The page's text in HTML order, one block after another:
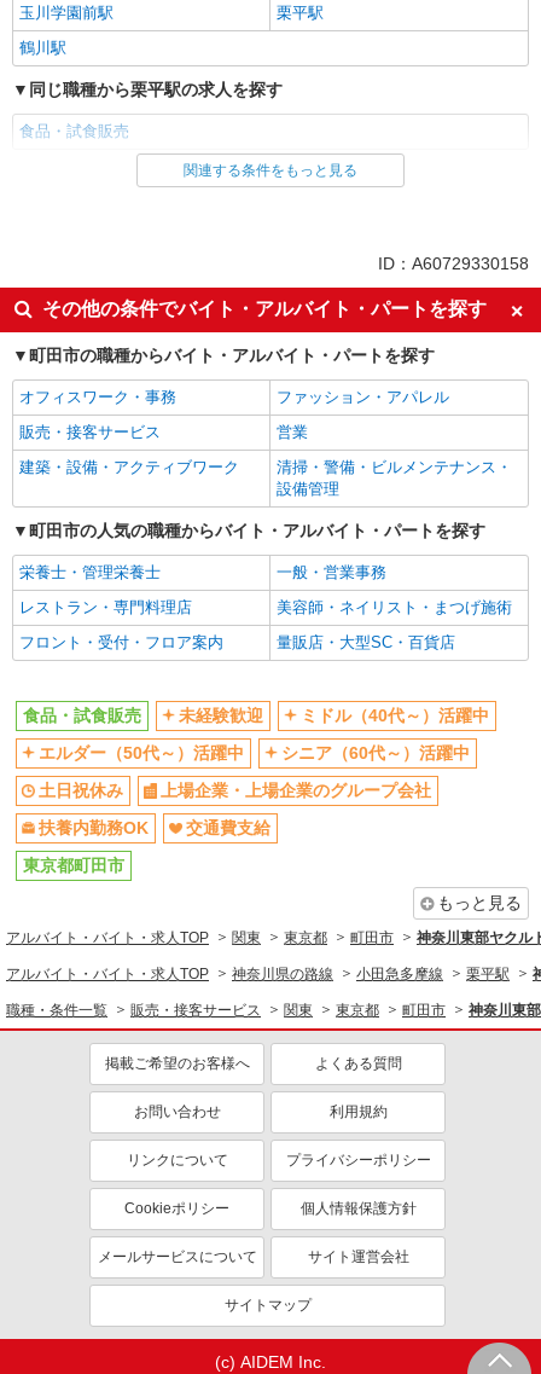
玉川学園前駅
栗平駅
鶴川駅
同じ職種から栗平駅の求人を探す
食品・試食販売
同じ雇用形態から栗平駅の求人を探す
未経験歓迎
ミドル（40代～）活躍中
エルダー（50代～）活躍中
シニア（60代～）活躍中
土日祝休み
上場企業・上場企業のグループ会
社
扶養内勤務OK
交通費支給
同じ職種から求人を探す
販売・接客サービス
食品・試食販売
同じ特徴から求人を探す
未経験歓迎
ミドル（40代～）活躍中
土日祝休み
上場企業・上場企業のグループ会
扶養内勤務OK
交通費支給
関連する条件をもっと見る
ID：A60729330158
その他の条件でバイト・アルバイト・パートを探す
町田市の職種からバイト・アルバイト・パートを探す
オフィスワーク・事務
ファッション・アパレル
販売・接客サービス
営業
建築・設備・アクティブワーク
清掃・警備・ビルメンテナンス・
設備管理
町田市の人気の職種からバイト・アルバイト・パートを探す
栄養士・管理栄養士
一般・営業事務
レストラン・専門料理店
美容師・ネイリスト・まつげ施術
フロント・受付・フロア案内
量販店・大型SC・百貨店
食品・試食販売 未経験歓迎
ミドル（40代～）活躍中
エルダー（50代～）活躍中
シニア（60代～）活躍中
土日祝休み
上場企業・上場企業のグループ会社
扶養内勤務OK
交通費支給
東京都町田市
もっと見る
アルバイト・バイト・求人TOP 関東 東京都 町田市 神奈川東部ヤクル
アルバイト・バイト・求人TOP 神奈川県の路線 小田急多摩線 栗平駅
職種・条件一覧 販売・接客サービス 関東 東京都 町田市 神奈川東
掲載ご希望のお客様へ よくある質問
お問い合わせ 利用規約
リンクについて プライバシーポリシー
Cookieポリシー 個人情報保護方針
メールサービスについて サイト運営会社
サイトマップ
(c) AIDEM Inc.